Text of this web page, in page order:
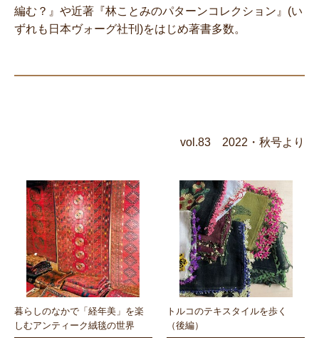
編む？』 や近著 『林ことみのパターンコレクション』 (い
ずれも日本ヴォーグ社刊)をはじめ著書多数。
vol.83 2022・秋号より
暮らしのなかで「経年美」を楽
しむアンティーク絨毯の世界
トルコのテキスタイルを歩く
（後編）